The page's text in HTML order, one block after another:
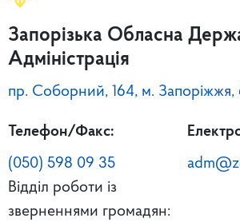
Запорізька Обласна
Адміністрація
пр. Соборний, 164, м. Запоріжжя,
Телефон/Факс:
(050) 598 09 35
Відділ роботи із
зверненнями громадян: